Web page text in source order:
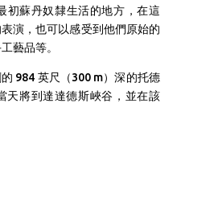
初蘇丹奴隸生活的地方，在這
演，也可以感受到他們原始的
藝品等。
984 英尺（300 m）深的托德
天將到達達德斯峽谷，並在該